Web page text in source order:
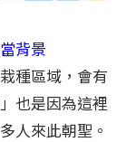
背景
種區域，會有
也是因為這裡
人來此朝聖。